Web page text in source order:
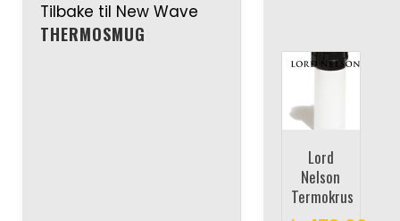
Tilbake til New Wave
THERMOSMUG
Lord
Nelson
Termokrus